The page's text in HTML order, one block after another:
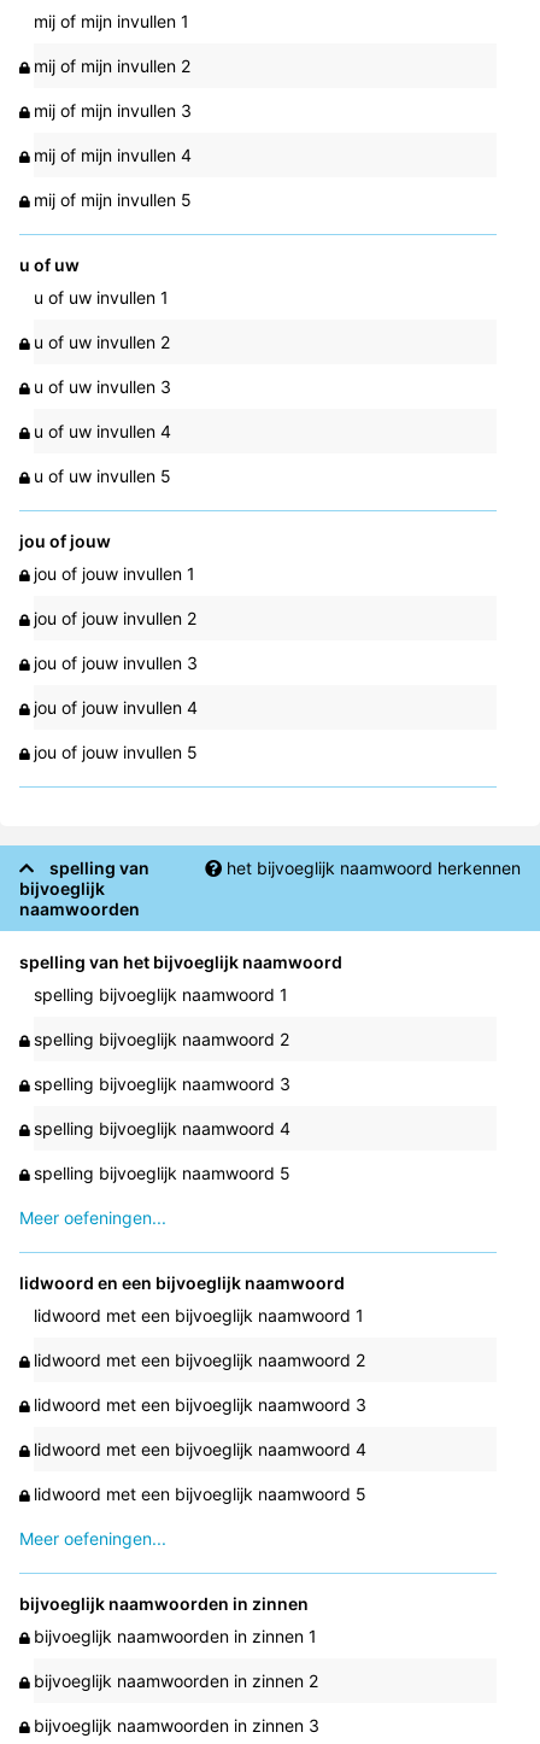
mij of mijn invullen 1
mij of mijn invullen 2
mij of mijn invullen 3
mij of mijn invullen 4
mij of mijn invullen 5
u of uw
u of uw invullen 1
u of uw invullen 2
u of uw invullen 3
u of uw invullen 4
u of uw invullen 5
jou of jouw
jou of jouw invullen 1
jou of jouw invullen 2
jou of jouw invullen 3
jou of jouw invullen 4
jou of jouw invullen 5
spelling van
bijvoeglijk
naamwoorden
het bijvoeglijk naamwoord herkennen
spelling van het bijvoeglijk naamwoord
spelling bijvoeglijk naamwoord 1
spelling bijvoeglijk naamwoord 2
spelling bijvoeglijk naamwoord 3
spelling bijvoeglijk naamwoord 4
spelling bijvoeglijk naamwoord 5
Meer oefeningen...
lidwoord en een bijvoeglijk naamwoord
lidwoord met een bijvoeglijk naamwoord 1
lidwoord met een bijvoeglijk naamwoord 2
lidwoord met een bijvoeglijk naamwoord 3
lidwoord met een bijvoeglijk naamwoord 4
lidwoord met een bijvoeglijk naamwoord 5
Meer oefeningen...
bijvoeglijk naamwoorden in zinnen
bijvoeglijk naamwoorden in zinnen 1
bijvoeglijk naamwoorden in zinnen 2
bijvoeglijk naamwoorden in zinnen 3